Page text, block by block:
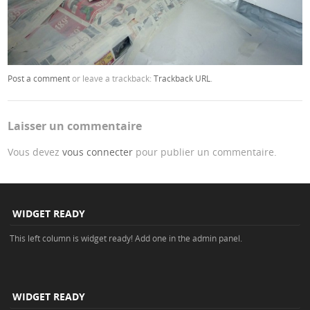
Post a commentor leave a trackback:Trackback URL
Laisser un commentaire
Vous devezvous connecter pour publier un commentaire.
WIDGET READY
This left column is widget ready! Add one in the admin panel.
WIDGET READY